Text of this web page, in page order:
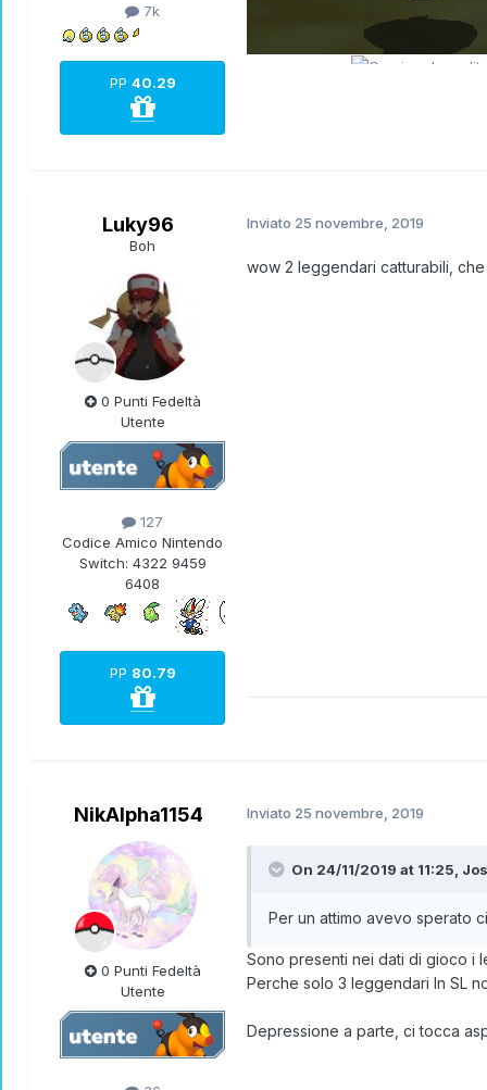
7k
PP 40.29
Luky96
Boh
0 Punti Fedeltà
Utente
127
Codice Amico Nintendo
Switch: 4322 9459
6408
PP 80.79
Inviato 25 novembre, 2019
wow 2 leggendari catturabili,
NikAlpha1154
0 Punti Fedeltà
Utente
Inviato 25 novembre, 2019
On 24/11/2019 at 11:25,
Per un attimo avevo sperato
Sono presenti nei dati di gioco i
Perche solo 3 leggendari In SL
Depressione a parte, ci tocca